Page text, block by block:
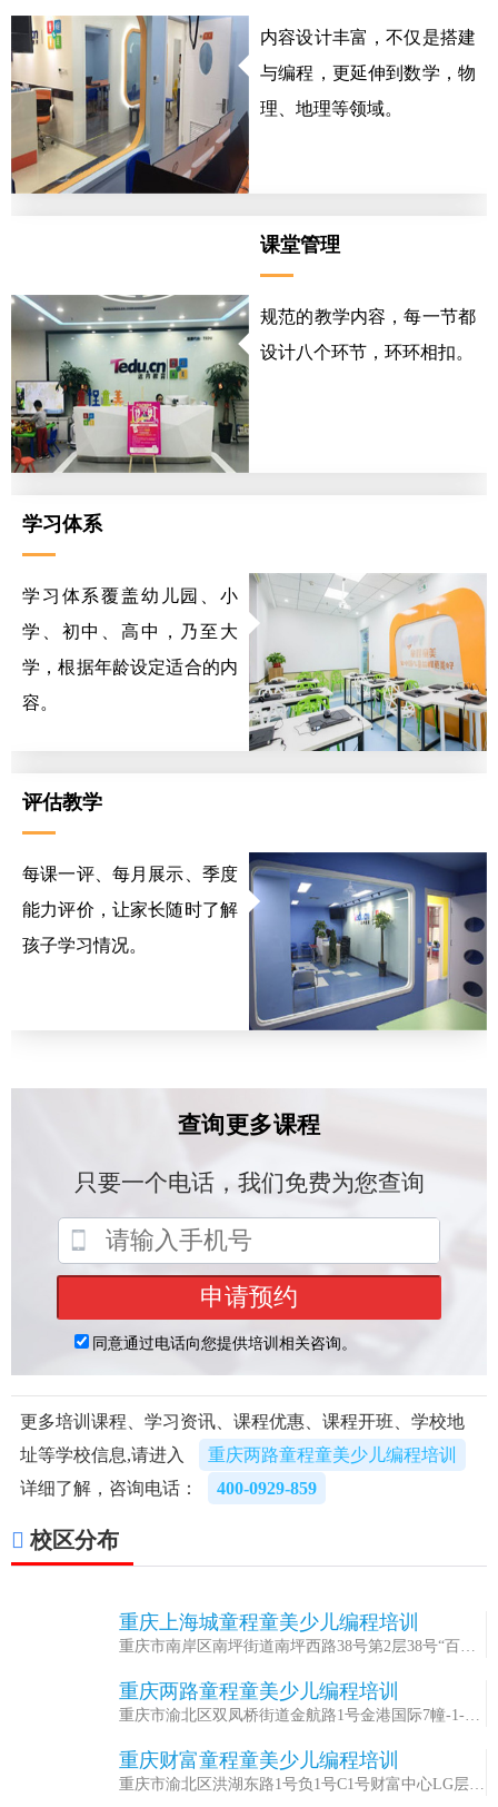
内容设计丰富，不仅是搭建
与编程，更延伸到数学，物
理、地理等领域。
课堂管理
规范的教学内容，每一节都
设计八个环节，环环相扣。
学习体系
学习体系覆盖幼儿园、小
学、初中、高中，乃至大
学，根据年龄设定适合的内
容。
评估教学
每课一评、每月展示、季度
能力评价，让家长随时了解
孩子学习情况。
更多培训课程、学习资讯、课程优惠、课程开班、学校地
址等学校信息,请进入
重庆两路童程童美少儿编程培训
详细了解，咨询电话：
400-0929-859
校区分布
重庆上海城童程童美少儿编程培训
重庆市南岸区南坪街道南坪西路38号第2层38号“百联
重庆两路童程童美少儿编程培训
重庆市渝北区双凤桥街道金航路1号金港国际7幢-1-1
重庆财富童程童美少儿编程培训
重庆市渝北区洪湖东路1号负1号C1号财富中心LG层